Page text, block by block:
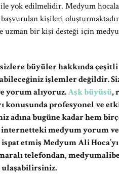
ile yok edilmelidir. Medyum
kişileri
uzman bir kişi desteği için
sizlere büyüler hakkında
işlemler değildir.
yorum alıyoruz.Aşk büyüsü,
konusunda profesyonel ve
bugüne kadar hem
internetteki medyum yorum
etmiş Medyum Ali
telefondan,